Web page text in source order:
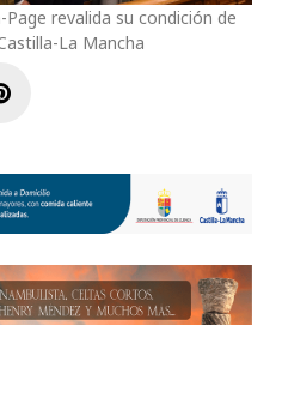
revalida su condición de
La Mancha
Pinterest